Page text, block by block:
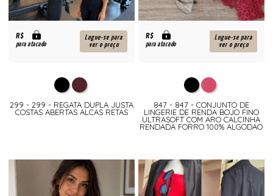
R$
para atacado
Logue-se para
ver o preço
299 - 299 - REGATA DUPLA JUSTA
COSTAS ABERTAS ALCAS RETAS
R$
para atacado
Logue-se para
ver o preço
847 - 847 - CONJUNTO DE
LINGERIE DE RENDA BOJO FINO
ULTRASOFT COM ARO CALCINHA
RENDADA FORRO 100% ALGODAO